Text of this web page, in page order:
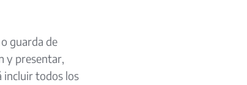
guarda de
y presentar,
incluir todos los